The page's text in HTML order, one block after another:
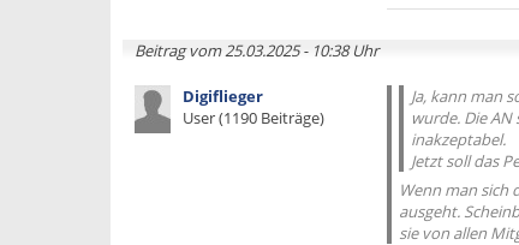
Beitrag vom 25.03.2025 - 10:38 Uhr
Digiflieger
User (1190 Beiträge)
Ja, kann man
wurde. Die
inakzeptabel.
Jetzt soll das
Wenn man sich
ausgeht.
sie von allen